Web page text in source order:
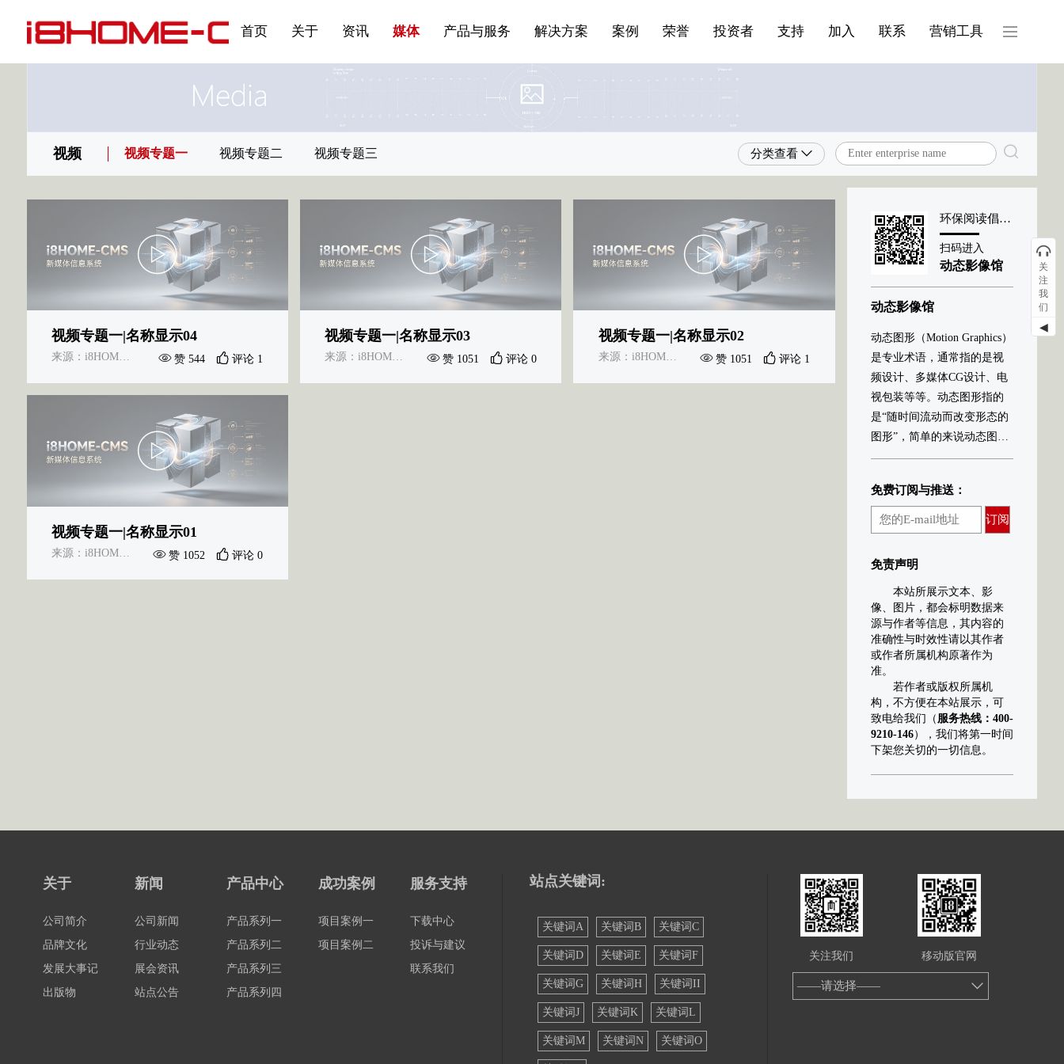
首页 关于
资讯
媒体
刊物专题三
产品与服务
产品&服务系列一 | 第02条
解决方案
案例
应用领域7
荣誉
投资者
支持
加入
联系
营销工具
视频 视频专题一 视频专题二 视频专题三 分类查看
视频专题一|名称显示04
来源：i8HOME-CMS新媒体信息系统 赞 544 评论 1
视频专题一|名称显示03
来源：i8HOME-CMS新媒体信息系统 赞 1051 评论 0
视频专题一|名称显示02
来源：i8HOME-CMS新媒体信息系统 赞 1051 评论 1
视频专题一|名称显示01
赞 1052 评论 0
环保阅读倡导者
扫码进入
动态影像馆
动态影像馆
动态图形（Motion Graphics）
是专业术语，通常指的是视
频设计、多媒体CG设计、电
视包装等等。动态图形指的
是“随时间流动而改变形态的
图形”，简单的来说动态图形
可以解释为会动的图形设
动态图形融合了平面设计、
动画设计和电影语言，它的
表现形式丰富多样，具有包
容性，总能和各种表现形式
以及艺术风格混搭。动态图
形的主要应用领域集中于节
目频道包装、电影电视片
头、商业广告、MV、现场舞
台屏幕、互动装置等等。
免费订阅与推送：
订阅
免责声明
本站所展示文本、影
像、图片，都会标明数据来
源与作者等信息，其内容的
准确性与时效性请以其作者
或作者所属机构原著作为
准。
若作者或版权所属机
构，不方便在本站展示，可
致电给我们（ 服务热线：400-
9210-146），我们将第一时间
下架您关切的一切信息。
关于
公司简介
品牌文化
发展大事记
出版物
新闻
公司新闻
行业动态
展会资讯
站点公告
产品中心
产品系列一
产品系列二
产品系列三
产品系列四
成功案例
项目案例一
项目案例二
服务支持
下载中心
投诉与建议
联系我们
站点关键词:
关键词A 关键词B 关键词C
关键词D 关键词E 关键词F
关键词G 关键词H 关键词II
关键词J 关键词K 关键词L
关键词M 关键词N 关键词O
关注我们 移动版官网
——请选择——
关
注
我
们
◀